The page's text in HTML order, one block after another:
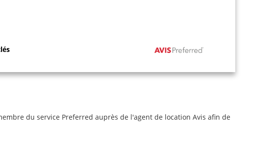
du service Preferred auprès de l'agent de location Avis afin de